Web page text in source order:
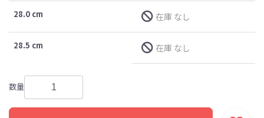
28.0 cm 在庫 なし
28.5 cm 在庫 なし
数量